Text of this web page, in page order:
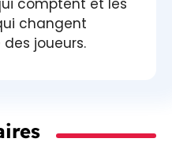
changent
des joueurs.